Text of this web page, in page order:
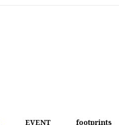
EVENT footprints